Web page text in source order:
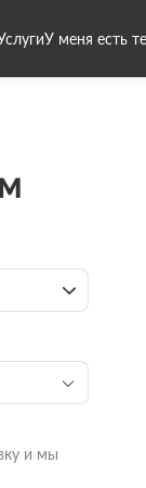
У меня есть
и мы